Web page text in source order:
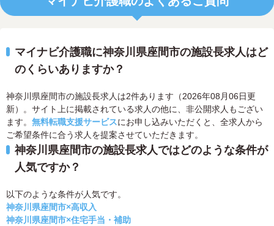
マイナビ介護職に神奈川県座間市の施設長求人はど
のくらいありますか？
神奈川県座間市の施設長求人は2件あります（2026年08月06日更
新）。サイト上に掲載されている求人の他に、非公開求人もござい
ます。 無料転職支援サービスにお申し込みいただくと、全求人から
ご希望条件に合う求人を提案させていただきます。
神奈川県座間市の施設長求人ではどのような条件が
人気ですか？
以下のような条件が人気です。
神奈川県座間市×高収入
神奈川県座間市×住宅手当・補助